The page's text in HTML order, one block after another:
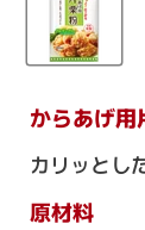
からあげ用
カリッとし
原材料